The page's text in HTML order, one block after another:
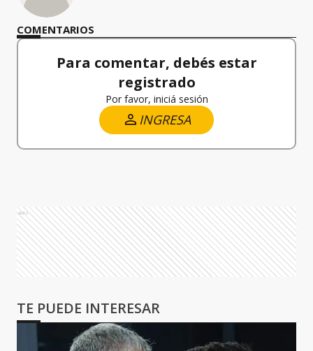
COMENTARIOS
Para comentar, debés estar
registrado
Por favor, iniciá sesión
INGRESA
Ads
TE PUEDE INTERESAR